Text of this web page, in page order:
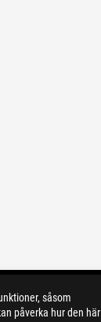
såsom
påverka hur den här